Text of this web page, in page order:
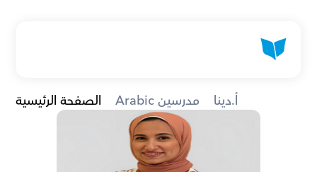
الصفحة الرئيسية Arabic مدرسين أ.دينا